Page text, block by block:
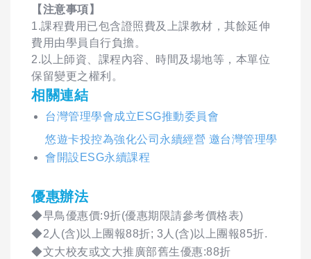
【注意事項】
1.課程費用已包含證照費及上課教材，其餘延伸
費用由學員自行負擔。
2.以上師資、課程內容、時間及場地等，本單位
保留變更之權利。
相關連結
台灣管理學會成立ESG推動委員會
悠遊卡投控為強化公司永續經營 邀台灣管理學
會開設ESG永續課程
優惠辦法
◆早鳥優惠價:9折(優惠期限請參考價格表)
◆2人(含)以上團報88折; 3人(含)以上團報85折.
◆文大校友或文大推廣部舊生優惠:88折